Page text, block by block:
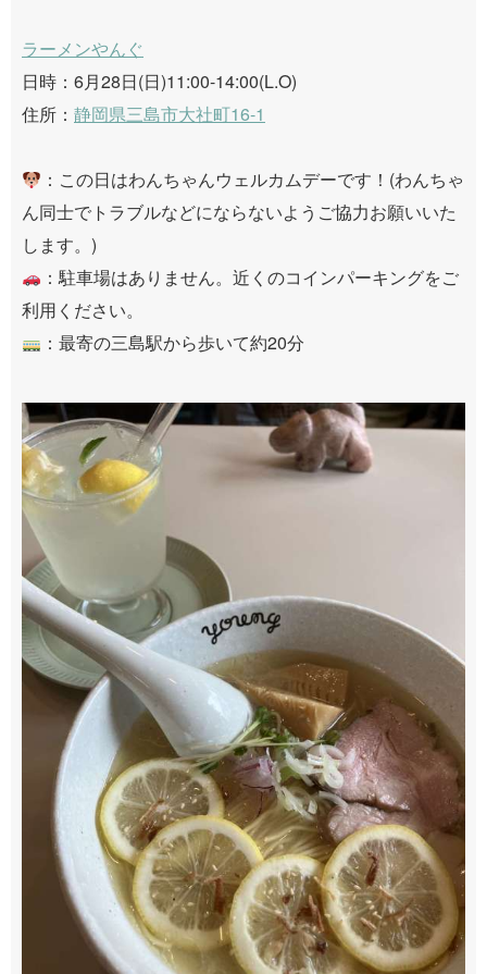
ラーメンやんぐ
日時：6月28日(日)11:00-14:00(L.O)
住所： 静岡県三島市大社町16-1
：この日はわんちゃんウェルカムデーです！(わんちゃ
ん同士でトラブルなどにならないようご協力お願いいた
します。)
：駐車場はありません。近くのコインパーキングをご
利用ください。
：最寄の三島駅から歩いて約20分